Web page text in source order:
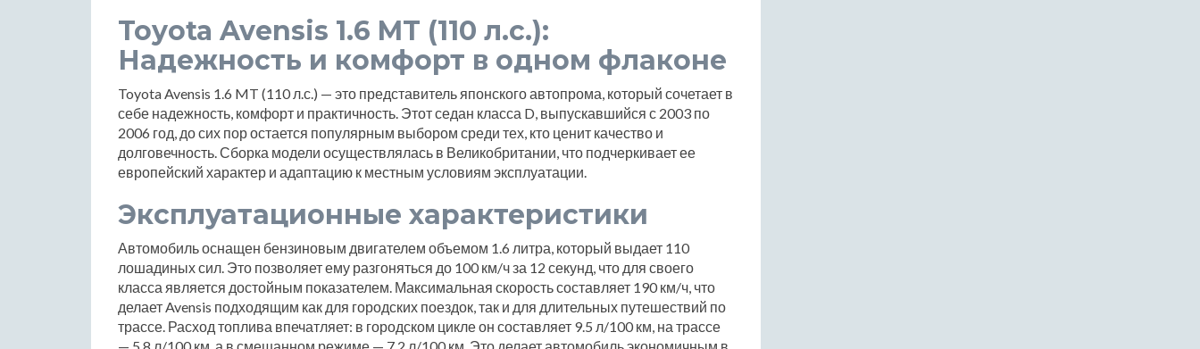
Toyota Avensis 1.6 MT (110 л.с.):
Надежность и комфорт в одном флаконе
Toyota Avensis 1.6 MT (110 л.с.) — это представитель японского автопрома, который сочетает в
себе надежность, комфорт и практичность. Этот седан класса D, выпускавшийся с 2003 по
2006 год, до сих пор остается популярным выбором среди тех, кто ценит качество и
долговечность. Сборка модели осуществлялась в Великобритании, что подчеркивает ее
европейский характер и адаптацию к местным условиям эксплуатации.
Эксплуатационные характеристики
Автомобиль оснащен бензиновым двигателем объемом 1.6 литра, который выдает 110
лошадиных сил. Это позволяет ему разгоняться до 100 км/ч за 12 секунд, что для своего
класса является достойным показателем. Максимальная скорость составляет 190 км/ч, что
делает Avensis подходящим как для городских поездок, так и для длительных путешествий по
трассе. Расход топлива впечатляет: в городском цикле он составляет 9.5 л/100 км, на трассе